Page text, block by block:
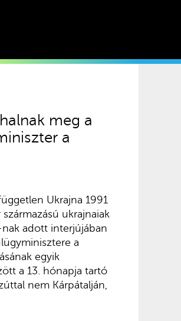
meg a
a
Ukrajna 1991
ukrajnaiak
adott interjújában
a
egyik
a 13. hónapja tartó
nem Kárpátalján,